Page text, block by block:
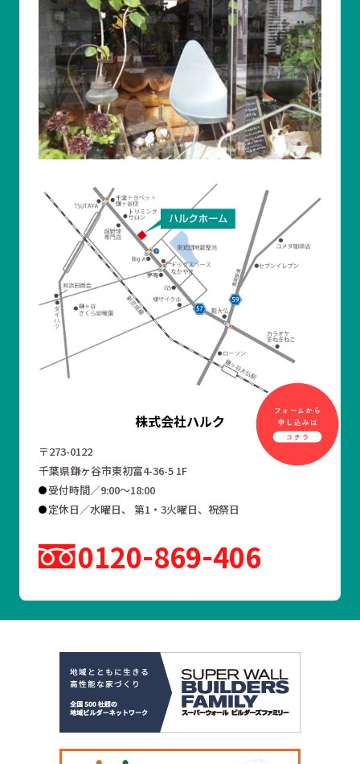
株式会社ハルク
〒273-0122
千葉県鎌ヶ谷市東初富4-36-5 1F
受付時間／9:00～18:00
定休日／水曜日、 第1・3火曜日、祝祭日
0120 869 406